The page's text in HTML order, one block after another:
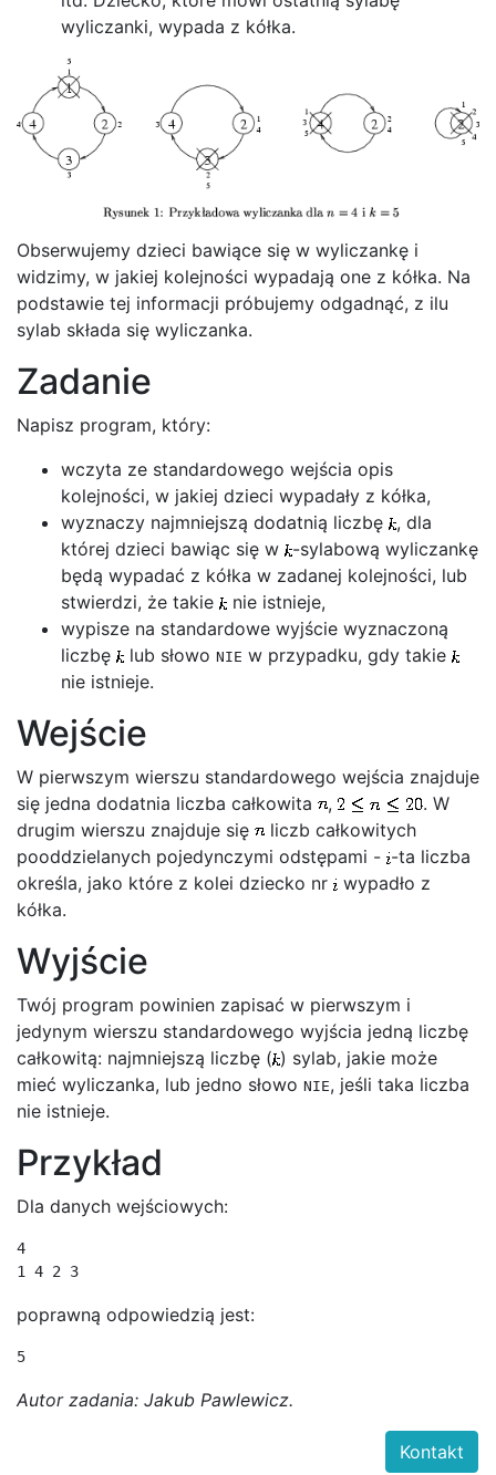
wyliczanki, wypada z kółka.
Obserwujemy dzieci bawiące się w wyliczankę i
widzimy, w jakiej kolejności wypadają one z kółka. Na
podstawie tej informacji próbujemy odgadnąć, z ilu
sylab składa się wyliczanka.
Zadanie
Napisz program, który:
wczyta ze standardowego wejścia opis
kolejności, w jakiej dzieci wypadały z kółka,
wyznaczy najmniejszą dodatnią liczbę
, dla
której dzieci bawiąc się w
-sylabową wyliczankę
będą wypadać z kółka w zadanej kolejności, lub
stwierdzi, że takie
nie istnieje,
wypisze na standardowe wyjście wyznaczoną
liczbę
lub słowo NIE w przypadku, gdy takie
nie istnieje.
Wejście
W pierwszym wierszu standardowego wejścia znajduje
się jedna dodatnia liczba całkowita
,
. W
drugim wierszu znajduje się
liczb całkowitych
pooddzielanych pojedynczymi odstępami - -ta liczba
określa, jako które z kolei dziecko nr
wypadło z
kółka.
Wyjście
Twój program powinien zapisać w pierwszym i
jedynym wierszu standardowego wyjścia jedną liczbę
całkowitą: najmniejszą liczbę ( ) sylab, jakie może
mieć wyliczanka, lub jedno słowo NIE, jeśli taka liczba
nie istnieje.
Przykład
Dla danych wejściowych:
4
1 4 2 3
poprawną odpowiedzią jest:
5
Autor zadania: Jakub Pawlewicz.
Kontakt